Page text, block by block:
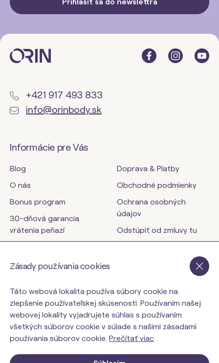
Prihlásiť sa do newslettra
+421 917 493 833
info@orinbody.sk
Informácie pre Vás
Blog
O nás
Bonus program
30-dňová garancia
vrátenia peňazí
Doprava & Platby
Obchodné podmienky
Ochrana osobných
údajov
Odstúpiť od zmluvy tu
orinbody.sk
Zásady používania cookies
Táto webová lokalita používa súbory cookie na
zlepšenie používateľskej skúsenosti. Používaním našej
webovej lokality vyjadrujete súhlas s používaním
všetkých súborov cookie v súlade s našimi zásadami
používania súborov cookie. Prečítať viac